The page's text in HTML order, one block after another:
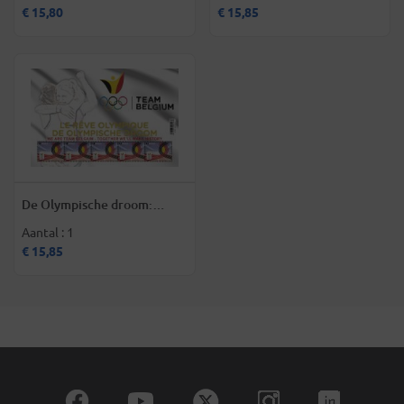
€ 15,80
€ 15,85
De Olympische droom:
Belgium! - postzegels
wereld
Aantal : 1
€ 15,85